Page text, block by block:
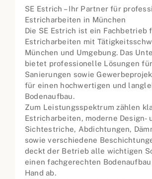
SE Estrich – Ihr Partner für
Estricharbeiten in München
Die SE Estrich ist ein Fachbetrieb
Estricharbeiten mit
München und Umgebung. Das
bietet professionelle Lösungen
Sanierungen sowie
für einen hochwertigen und
Bodenaufbau.
Zum Leistungsspektrum zählen
Estricharbeiten, moderne Design-
Sichtestriche, Abdichtungen,
sowie verschiedene
deckt der Betrieb alle wichtigen
einen fachgerechten
Hand ab.